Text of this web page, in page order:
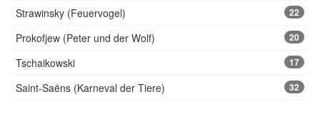
Strawinsky (Feuervogel) 22
Prokofjew (Peter und der Wolf) 20
Tschaikowski 17
Saint-Saëns (Karneval der Tiere) 32